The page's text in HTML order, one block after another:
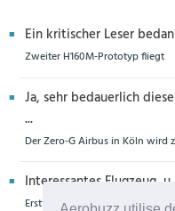
Ein kritischer Leser
Zweiter H160M-Prototyp fliegt
Ja, sehr bedauerlich
...
Der Zero-G Airbus in Köln wird
Interessantes Flugzeug,
Erstflug der Piper Seminole DX